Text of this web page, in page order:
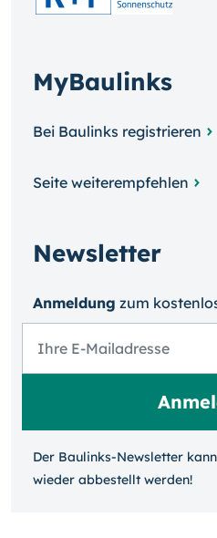
MyBaulinks
Bei Baulinks registrieren
Seite weiterempfehlen
Newsletter
Anmeldung zum
Der Baulinks-Newsletter
wieder ab­bestellt werden!